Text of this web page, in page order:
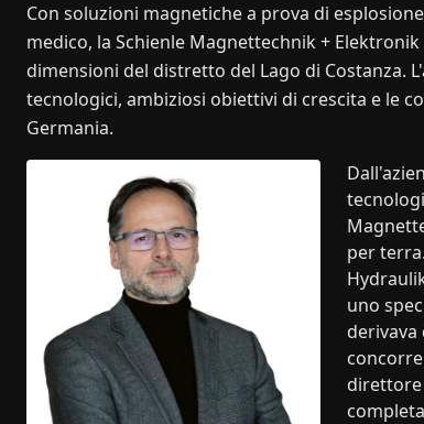
Con soluzioni magnetiche a prova di
medico, la Schienle Magnettechnik +
dimensioni del distretto del Lago di Costanza.
tecnologici, ambiziosi obiettivi di crescita e le
Germania.
per
uno
derivava
direttore